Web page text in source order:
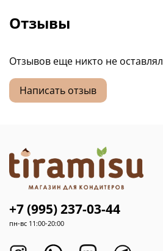
Отзывы
Отзывов еще никто не оставлял
Написать отзыв
+7 (995) 237-03-44
пн-вс 11:00-20:00